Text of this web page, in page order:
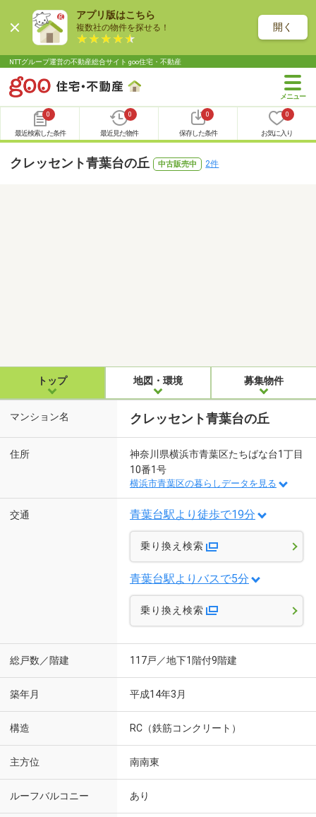
アプリ版はこちら
複数社の物件を探せる！ 開く
NTTグループ運営の不動産総合サイト goo住宅・不動産
0
最近検索した条件
0
最近見た物件
0
保存した条件
0
お気に入り
クレッセント青葉台の丘 中古販売中 2件
トップ 地図・環境 募集物件
マンション名 クレッセント青葉台の丘
住所
神奈川県横浜市青葉区たちばな台1丁目
10番1号
横浜市青葉区の暮らしデータを見る
交通 青葉台駅より徒歩で19分
乗り換え検索
青葉台駅よりバスで5分
乗り換え検索
総戸数／階建 117戸／地下1階付9階建
築年月 平成14年3月
構造 RC（鉄筋コンクリート）
主方位 南南東
ルーフバルコニー あり